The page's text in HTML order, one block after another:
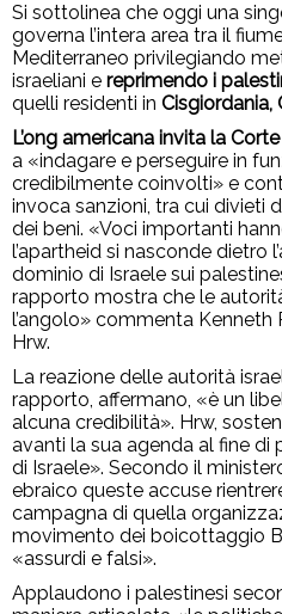
Si sottolinea che oggi una
governa l’intera area tra il
Mediterraneo privilegiando
israeliani e reprimendo i
quelli residenti in Cisgiordania,
L’ong americana invita la
a «indagare e perseguire in
credibilmente coinvolti» e
invoca sanzioni, tra cui divieti
dei beni. «Voci importanti
l’apartheid si nasconde dietro
dominio di Israele sui
rapporto mostra che le
l’angolo» commenta
Hrw.
La reazione delle autorità
rapporto, affermano, «è un
alcuna credibilità». Hrw,
avanti la sua agenda al fine
di Israele». Secondo il
ebraico queste accuse
campagna di quella
movimento dei boicottaggio
«assurdi e falsi».
Applaudono i palestinesi